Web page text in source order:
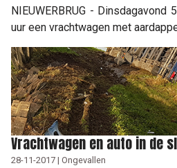
NIEUWERBRUG -
uur een vrachtwagen met
Vrachtwagen en auto in de
28-11-2017 | Ongevallen